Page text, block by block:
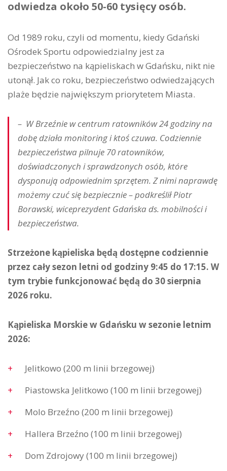
odwiedza około 50-60 tysięcy osób.
Od 1989 roku, czyli od momentu, kiedy Gdański
Ośrodek Sportu odpowiedzialny jest za
bezpieczeństwo na kąpieliskach w Gdańsku, nikt nie
utonął. Jak co roku, bezpieczeństwo odwiedzających
plaże będzie największym priorytetem Miasta.
– W Brzeźnie w centrum ratowników 24 godziny na
dobę działa monitoring i ktoś czuwa. Codziennie
bezpieczeństwa pilnuje 70 ratowników,
doświadczonych i sprawdzonych osób, które
dysponują odpowiednim sprzętem. Z nimi naprawdę
możemy czuć się bezpiecznie – podkreślił Piotr
Borawski, wiceprezydent Gdańska ds. mobilności i
bezpieczeństwa.
Strzeżone kąpieliska będą dostępne codziennie
przez cały sezon letni od godziny 9:45 do 17:15. W
tym trybie funkcjonować będą do 30 sierpnia
2026 roku.
Kąpieliska Morskie w Gdańsku w sezonie letnim
2026:
Jelitkowo (200 m linii brzegowej)
Piastowska Jelitkowo (100 m linii brzegowej)
Molo Brzeźno (200 m linii brzegowej)
Hallera Brzeźno (100 m linii brzegowej)
Dom Zdrojowy (100 m linii brzegowej)